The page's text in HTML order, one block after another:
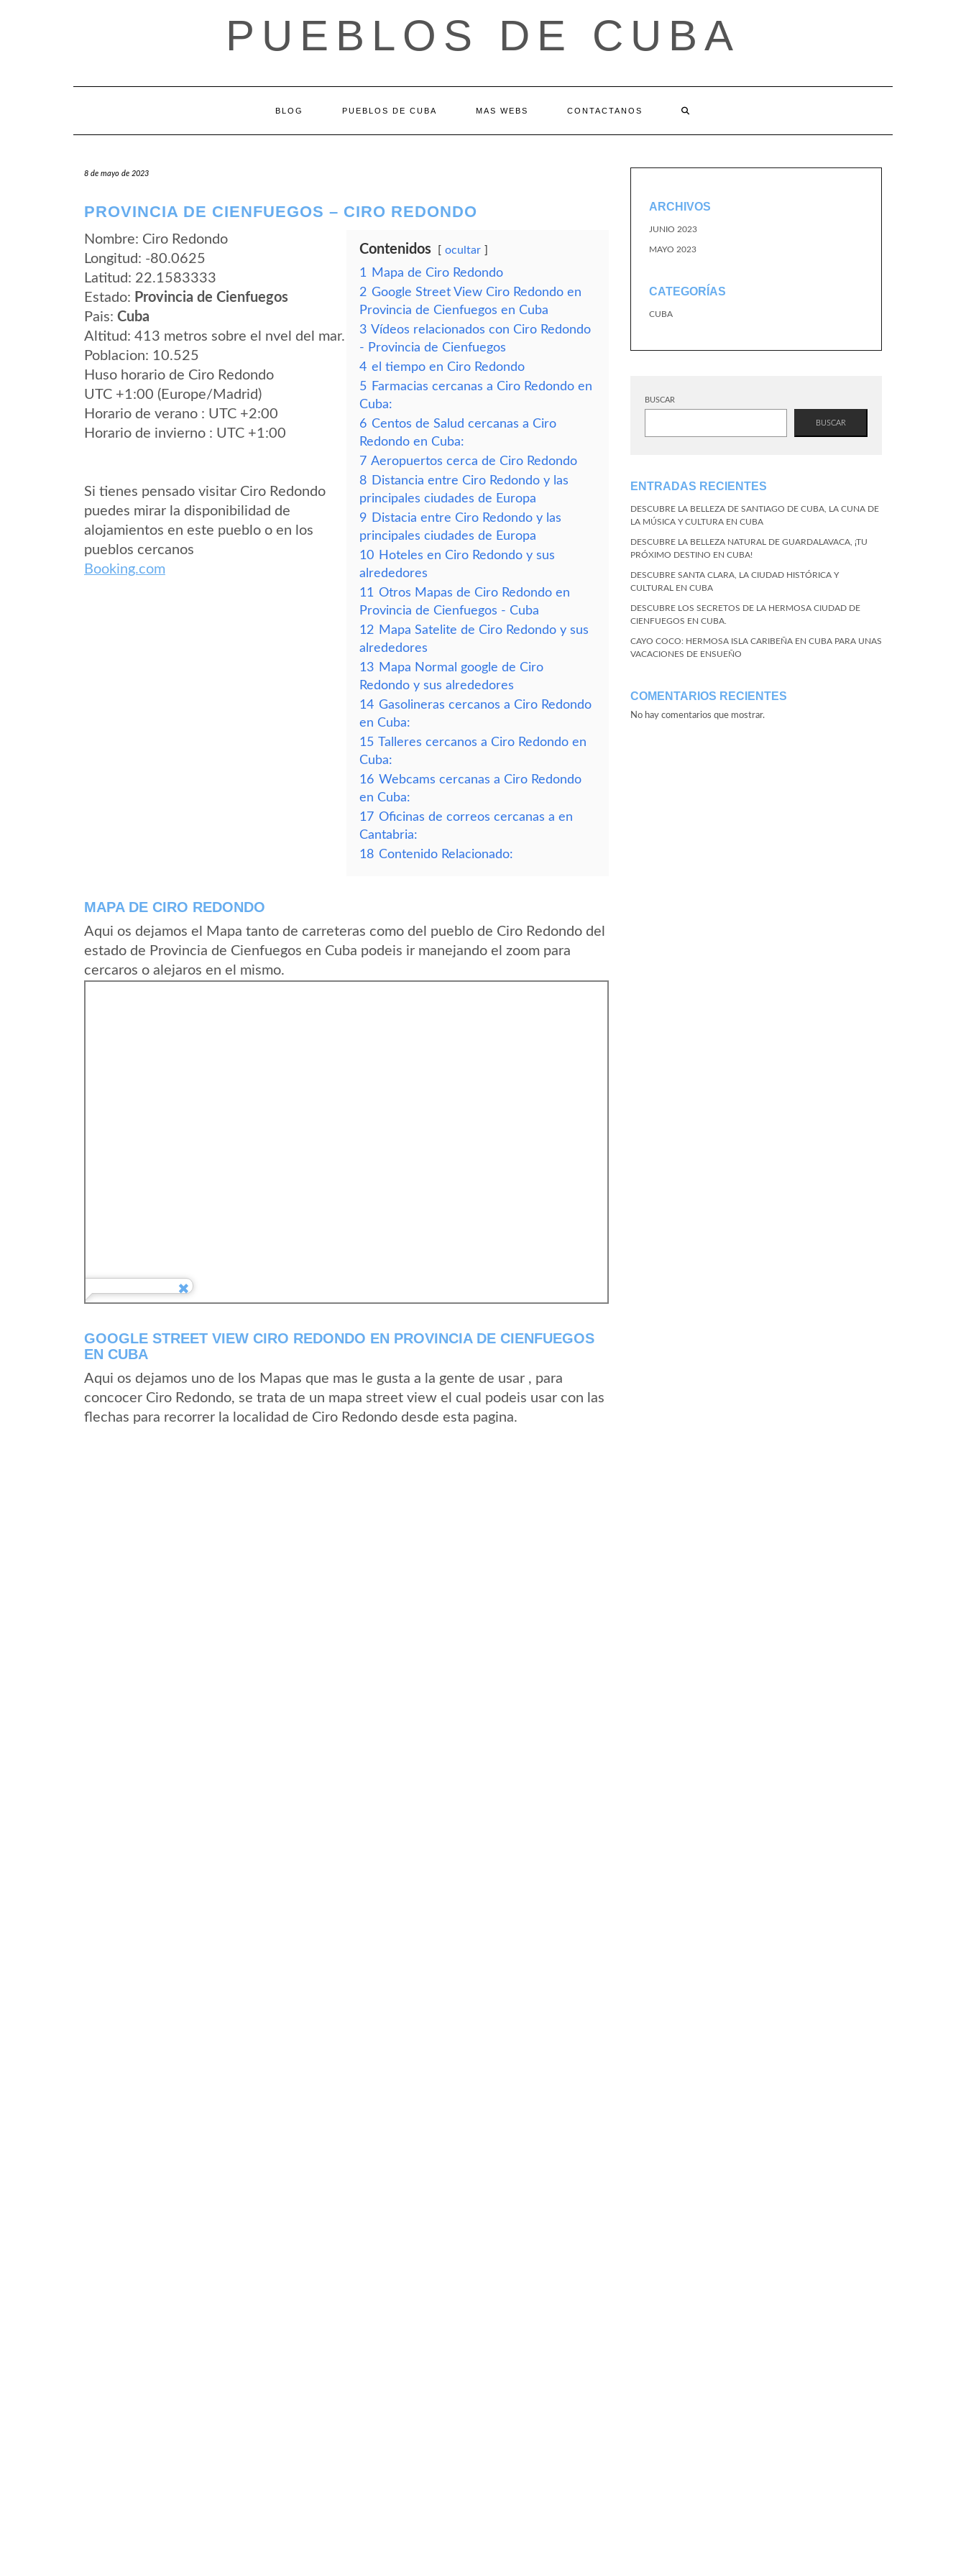
PUEBLOS DE CUBA
BLOG PUEBLOS DE CUBA MAS WEBS CONTACTANOS
8 de mayo de 2023
PROVINCIA DE CIENFUEGOS – CIRO REDONDO
Nombre: Ciro Redondo
Longitud: -80.0625
Latitud: 22.1583333
Estado: Provincia de Cienfuegos
Pais: Cuba
Altitud: 413 metros sobre el nvel del mar.
Poblacion: 10.525
Huso horario de Ciro Redondo
UTC +1:00 (Europe/Madrid)
Horario de verano : UTC +2:00
Horario de invierno : UTC +1:00
Si tienes pensado visitar Ciro Redondo
puedes mirar la disponibilidad de
alojamientos en este pueblo o en los
pueblos cercanos
Booking.com
Contenidos ocultar
1
Mapa de Ciro Redondo
2 Google Street View Ciro Redondo en
Provincia de Cienfuegos en Cuba
3 Vídeos relacionados con Ciro Redondo
- Provincia de Cienfuegos
4 el tiempo en Ciro Redondo
5 Farmacias cercanas a Ciro Redondo en
Cuba:
6 Centos de Salud cercanas a Ciro
Redondo en Cuba:
7 Aeropuertos cerca de Ciro Redondo
8 Distancia entre Ciro Redondo y las
principales ciudades de Europa
9 Distacia entre Ciro Redondo y las
principales ciudades de Europa
10 Hoteles en Ciro Redondo y sus
alrededores
11 Otros Mapas de Ciro Redondo en
Provincia de Cienfuegos - Cuba
12 Mapa Satelite de Ciro Redondo y sus
alrededores
13 Mapa Normal google de Ciro
Redondo y sus alrededores
14 Gasolineras cercanos a Ciro Redondo
en Cuba:
15 Talleres cercanos a Ciro Redondo en
Cuba:
16 Webcams cercanas a Ciro Redondo
en Cuba:
17 Oficinas de correos cercanas a en
Cantabria:
18 Contenido Relacionado:
MAPA DE CIRO REDONDO
Aqui os dejamos el Mapa tanto de carreteras como del pueblo de Ciro Redondo del
estado de Provincia de Cienfuegos en Cuba podeis ir manejando el zoom para
cercaros o alejaros en el mismo.
GOOGLE STREET VIEW CIRO REDONDO EN PROVINCIA DE CIENFUEGOS
EN CUBA
Aqui os dejamos uno de los Mapas que mas le gusta a la gente de usar , para
concocer Ciro Redondo, se trata de un mapa street view el cual podeis usar con las
flechas para recorrer la localidad de Ciro Redondo desde esta pagina.
ARCHIVOS
JUNIO 2023
MAYO 2023
CATEGORÍAS
CUBA
BUSCAR
BUSCAR
ENTRADAS RECIENTES
DESCUBRE LA BELLEZA DE SANTIAGO DE CUBA, LA CUNA DE
LA MÚSICA Y CULTURA EN CUBA
DESCUBRE LA BELLEZA NATURAL DE GUARDALAVACA, ¡TU
PRÓXIMO DESTINO EN CUBA!
DESCUBRE SANTA CLARA, LA CIUDAD HISTÓRICA Y
CULTURAL EN CUBA
DESCUBRE LOS SECRETOS DE LA HERMOSA CIUDAD DE
CIENFUEGOS EN CUBA.
CAYO COCO: HERMOSA ISLA CARIBEÑA EN CUBA PARA UNAS
VACACIONES DE ENSUEÑO
COMENTARIOS RECIENTES
No hay comentarios que mostrar.